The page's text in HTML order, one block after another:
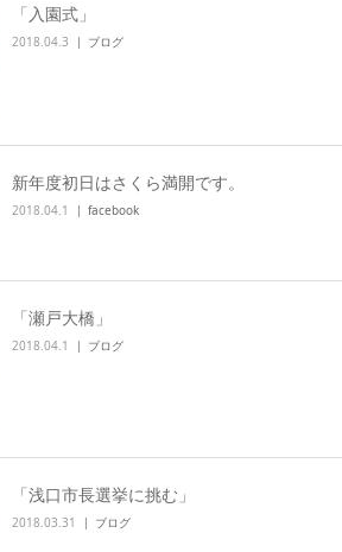
「入園式」
2018.04.3 ブログ
新年度初日はさくら満開です。
2018.04.1 facebook
「瀬戸大橋」
2018.04.1 ブログ
「浅口市長選挙に挑む」
2018.03.31 ブログ